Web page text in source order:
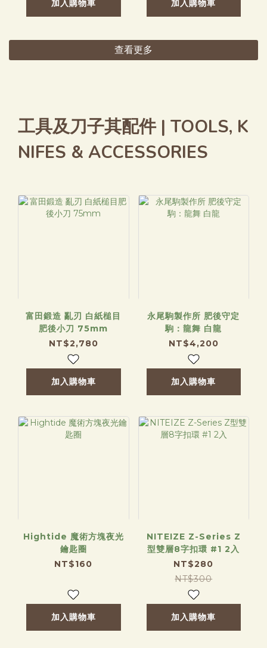
加入購物車 加入購物車
查看更多
工具及刀子其配件 | TOOLS, K
NIFES & ACCESSORIES
富田鍛造 亂刃 白紙槌目
肥後小刀 75mm
NT$2,780
加入購物車
永尾駒製作所 肥後守定
駒：龍舞 白龍
NT$4,200
加入購物車
Hightide 魔術方塊夜光
鑰匙圈
NT$160
加入購物車
NITEIZE Z-Series Z
型雙層8字扣環 #1 2入
NT$280
NT$300
加入購物車